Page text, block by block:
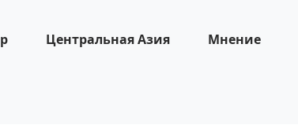
Центральная Азия Мнение